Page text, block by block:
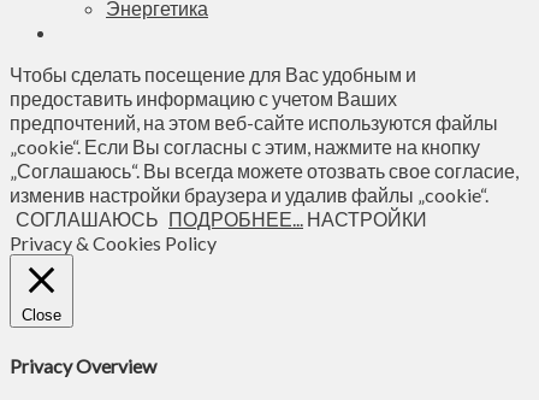
Энергетика
Чтобы сделать посещение для Вас удобным и
предоставить информацию с учетом Ваших
предпочтений, на этом веб-сайте используются файлы
„cookie“. Если Вы согласны с этим, нажмите на кнопку
„Соглашаюсь“. Вы всегда можете отозвать свое согласие,
изменив настройки браузера и удалив файлы „cookie“.
СОГЛАШАЮСЬ ПОДРОБНЕЕ... НАСТРОЙКИ
Privacy & Cookies Policy
Close
Privacy Overview